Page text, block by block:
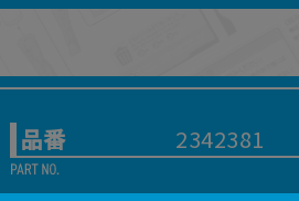
品番 2342381